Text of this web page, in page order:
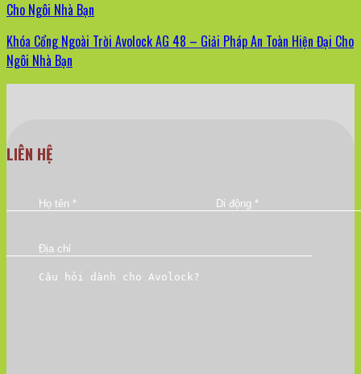
Khóa Cổng Ngoài Trời Avolock AG 48 – Giải Pháp An Toàn Hiện Đại Cho
Ngôi Nhà Bạn
LIÊN HỆ